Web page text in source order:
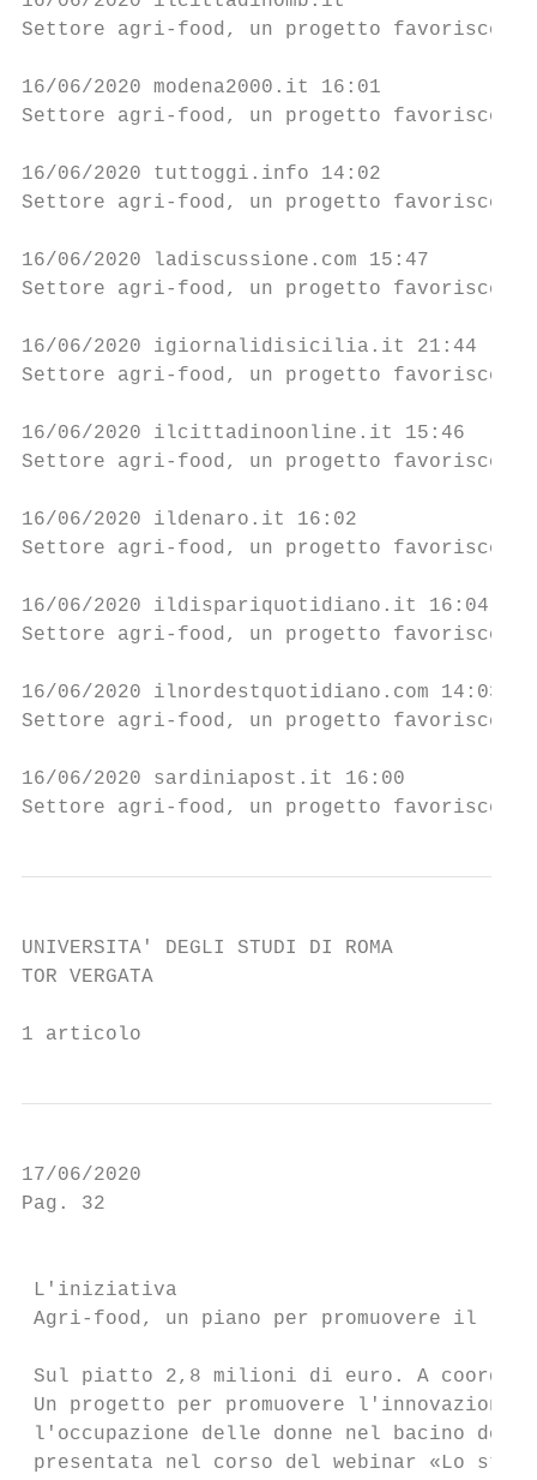
Settore agri-food, un progetto favorisce
16/06/2020 modena2000.it 16:01
Settore agri-food, un progetto favorisce
16/06/2020 tuttoggi.info 14:02
Settore agri-food, un progetto favorisce
16/06/2020 ladiscussione.com
Settore agri-food, un progetto favorisce
16/06/2020 igiornalidisicilia.it
Settore agri-food, un progetto favorisce
16/06/2020 ilcittadinoonline.it
Settore agri-food, un progetto favorisce
16/06/2020 ildenaro.it 16:02
Settore agri-food, un progetto favorisce
16/06/2020 ildispariquotidiano.it
Settore agri-food, un progetto favorisce
16/06/2020 ilnordestquotidiano.com
Settore agri-food, un progetto favorisce
16/06/2020 sardiniapost.it 16:00
Settore agri-food, un progetto favorisce
UNIVERSITA' DEGLI STUDI DI ROMA
TOR VERGATA
1 articolo
17/06/2020
Pag. 32
L'iniziativa
Agri-food, un piano per promuovere il
Sul piatto 2,8 milioni di euro. A
Un progetto per promuovere
l'occupazione delle donne nel bacino del
presentata nel corso del webinar «Lo